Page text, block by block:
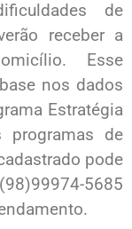
de
receber a
Esse
nos dados
Estratégia
programas de
pode
5685